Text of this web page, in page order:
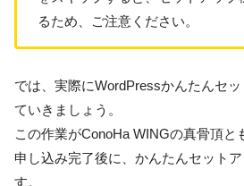
るため、ご注意ください。
では、実際にWordPressかんたんセ
ていきましょう。
この作業がConoHa WINGの真骨頂と
申し込み完了後に、かんたんセット
す。